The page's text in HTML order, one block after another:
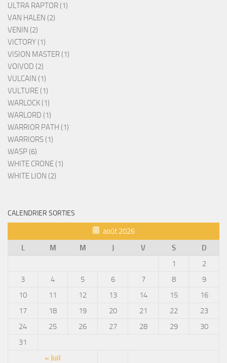
ULTRA RAPTOR (1)
VAN HALEN (2)
VENIN (2)
VICTORY (1)
VISION MASTER (1)
VOIVOD (2)
VULCAIN (1)
VULTURE (1)
WARLOCK (1)
WARLORD (1)
WARRIOR PATH (1)
WARRIORS (1)
WASP (6)
WHITE CRONE (1)
WHITE LION (2)
CALENDRIER SORTIES
août 2026
L
M M J V S D
« Juil
1
2
3
4 5 6 7 8
9
10
11 12 13 14 15
16
17
18 19 20 21 22
23
24
25 26 27 28 29
30
31